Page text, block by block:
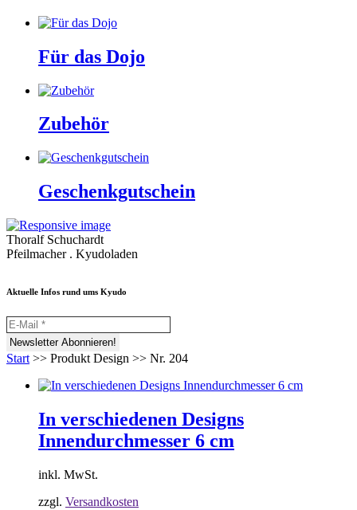
Für das Dojo
Zubehör
Geschenkgutschein
Thoralf Schuchardt
Pfeilmacher . Kyudoladen
Aktuelle Infos rund ums Kyudo
Start >> Produkt Design >> Nr. 204
In verschiedenen Designs
Innendurchmesser 6 cm
inkl. MwSt.
zzgl. Versandkosten